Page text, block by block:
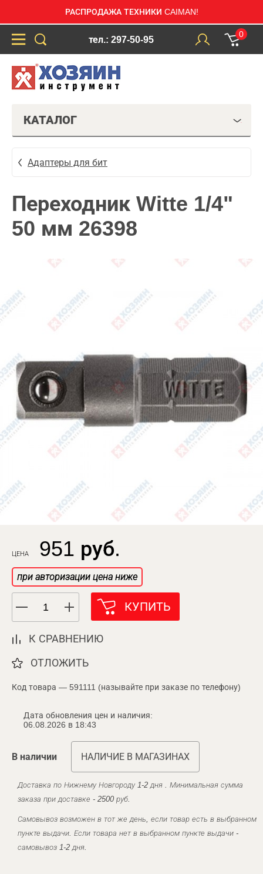
РАСПРОДАЖА ТЕХНИКИ CAIMAN!
тел.: 297-50-95
0
КАТАЛОГ
Адаптеры для бит
Переходник Witte 1/4"
50 мм 26398
ЦЕНА 951 руб.
при авторизации цена ниже
КУПИТЬ
К СРАВНЕНИЮ
ОТЛОЖИТЬ
Код товара — 591111 (называйте при заказе по телефону)
Дата обновления цен и наличия:
06.08.2026 в 18:43
В наличии НАЛИЧИЕ В МАГАЗИНАХ
Доставка по Нижнему Новгороду 1-2 дня . Минимальная сумма
заказа при доставке - 2500 руб.
Самовывоз возможен в тот же день, если товар есть в выбранном
пункте выдачи. Если товара нет в выбранном пункте выдачи -
самовывоз 1-2 дня.